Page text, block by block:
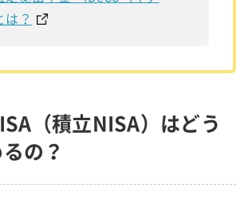
は？
（積立NISA）はどう
の？